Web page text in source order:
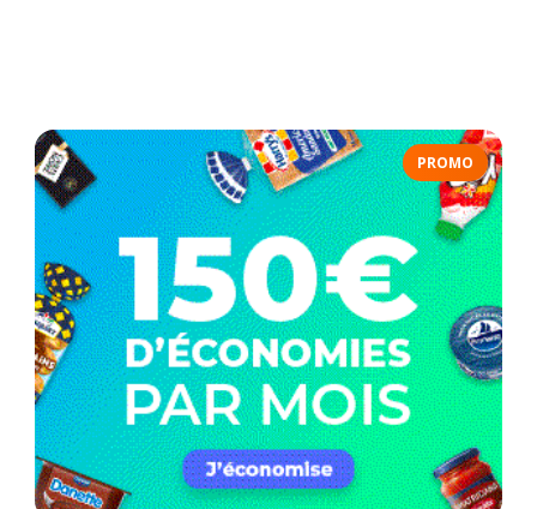
PROMO